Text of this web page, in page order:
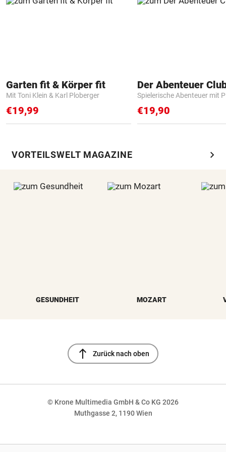
Garten fit & Körper fit
Mit Toni Klein & Karl Ploberger
€19,99
Der Abenteuer
Spielerische Abenteuer mit
€19,90
VORTEILSWELT MAGAZINE chevron_right
GESUNDHEIT MOZART
north Zurück nach oben
© Krone Multimedia GmbH & Co KG 2026
Muthgasse 2, 1190 Wien
NaN%